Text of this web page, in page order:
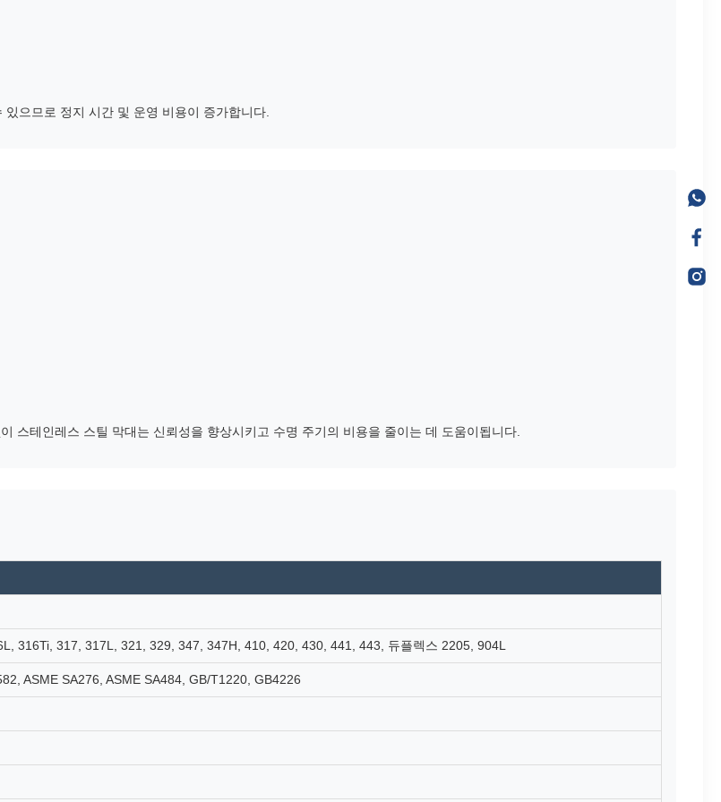
으므로 정지 시간 및 운영 비용이 증가합니다.
스테인레스 스틸 막대는 신뢰성을 향상시키고 수명 주기의 비용을 줄이는 데 도움이됩니다.
316Ti, 317, 317L, 321, 329, 347, 347H, 410, 420, 430, 441, 443, 듀플렉스 2205, 904L
ASME SA276, ASME SA484, GB/T1220, GB4226